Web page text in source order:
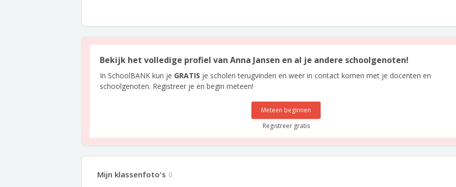
Bekijk het volledige profiel van Anna Jansen en al je andere schoolgenoten!
In SchoolBANK kun je GRATIS je scholen terugvinden en weer in contact komen met je docenten en
schoolgenoten. Registreer je en begin meteen!
Meteen beginnen
Registreer gratis
Mijn klassenfoto's 0